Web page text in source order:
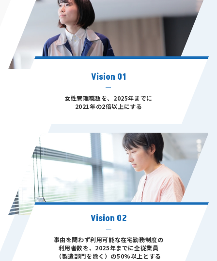
Vision 01
女性管理職数を、2025年までに
2021年の2倍以上にする
Vision 02
事由を問わず利用可能な在宅勤務制度の
利用者数を、2025年までに全従業員
（製造部門を除く）の50%以上とする